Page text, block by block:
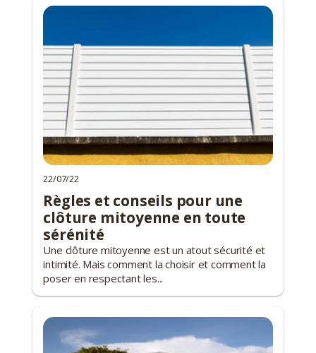
22/07/22
Règles et conseils pour une
clôture mitoyenne en toute
sérénité
Une clôture mitoyenne est un atout sécurité et
intimité. Mais comment la choisir et comment la
poser en respectant les...